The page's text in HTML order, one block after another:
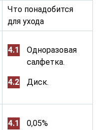
Что понадобится
для ухода
Одноразовая
салфетка.
Диск.
0,05%